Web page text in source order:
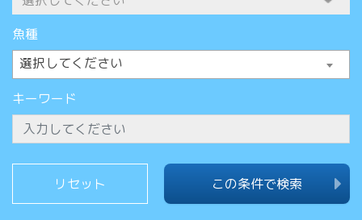
魚種
選択してください
キーワード
この条件で検索